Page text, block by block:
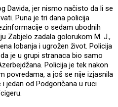
Davida, jer nismo načisto da li se
Puna je tri dana policija
o sedam ubodnih
Zabjelo zadala golorukom M. J.,
lobanja i ugrožen život. Policija
je u grupi stranaca bio samo
Policija je tek nakon
povredama, a još se nije izjasnila
jedan od Podgoričana u ruci